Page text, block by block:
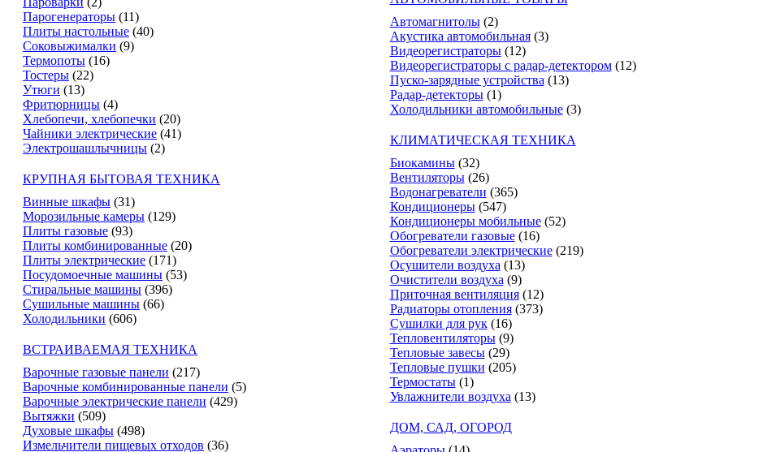
Парогенераторы (11)
Плиты настольные (40)
Соковыжималки (9)
Термопоты (16)
Тостеры (22)
Утюги (13)
Фритюрницы (4)
Хлебопечи, хлебопечки (20)
Чайники электрические (41)
Электрошашлычницы (2)
КРУПНАЯ БЫТОВАЯ ТЕХНИКА
Винные шкафы (31)
Морозильные камеры (129)
Плиты газовые (93)
Плиты комбинированные (20)
Плиты электрические (171)
Посудомоечные машины (53)
Стиральные машины (396)
Сушильные машины (66)
Холодильники (606)
ВСТРАИВАЕМАЯ ТЕХНИКА
Варочные газовые панели (217)
Варочные комбинированные панели (5)
Варочные электрические панели (429)
Вытяжки (509)
Духовые шкафы (498)
Измельчители пищевых отходов (36)
Автомагнитолы (2)
Акустика автомобильная (3)
Видеорегистраторы (12)
Видеорегистраторы с радар-детектором (12)
Пуско-зарядные устройства (13)
Радар-детекторы (1)
Холодильники автомобильные (3)
КЛИМАТИЧЕСКАЯ ТЕХНИКА
Биокамины (32)
Вентиляторы (26)
Водонагреватели (365)
Кондиционеры (547)
Кондиционеры мобильные (52)
Обогреватели газовые (16)
Обогреватели электрические (219)
Осушители воздуха (13)
Очистители воздуха (9)
Приточная вентиляция (12)
Радиаторы отопления (373)
Сушилки для рук (16)
Тепловентиляторы (9)
Тепловые завесы (29)
Тепловые пушки (205)
Термостаты (1)
Увлажнители воздуха (13)
ДОМ, САД, ОГОРОД